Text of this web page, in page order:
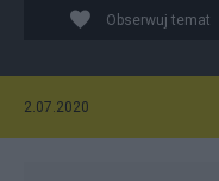
Obserwuj temat
2.07.2020